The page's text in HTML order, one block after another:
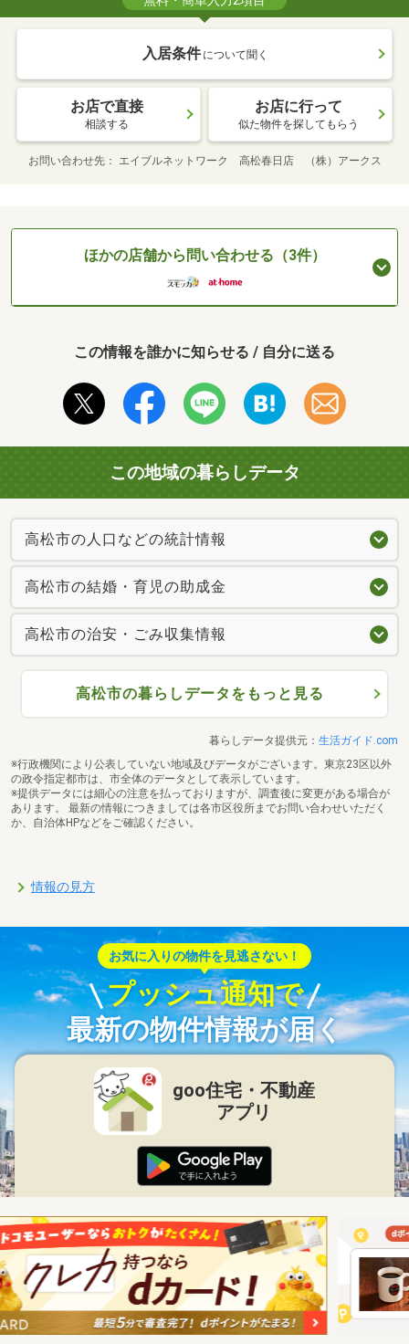
入居条件 について聞く
お店で直接
相談する
お店に行って
似た物件を探してもらう
お問い合わせ先 エイブルネットワーク 高松春日店 （株）アークス
ほかの店舗から問い合わせる（3件）
この情報を誰かに知らせる / 自分に送る
この地域の暮らしデータ
高松市の人口などの統計情報
高松市の結婚・育児の助成金
高松市の治安・ごみ収集情報
高松市の暮らしデータをもっと見る
暮らしデータ提供元： 生活ガイド.com
※行政機関により公表していない地域及びデータがございます。東京23区以外
の政令指定都市は、市全体のデータとして表示しています。
※提供データには細心の注意を払っておりますが、調査後に変更がある場合が
あります。 最新の情報につきましては各市区役所までお問い合わせいただく
か、自治体HPなどをご確認ください。
情報の見方
お気に入りの物件を見逃さない！
プッシュ通知で
最新の物件情報が届く
goo住宅・不動産
アプリ